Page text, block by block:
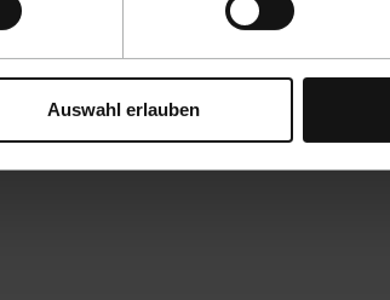
Auswahl erlauben